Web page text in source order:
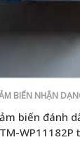
BIẾN NHẬN
biến đánh
WP11182P